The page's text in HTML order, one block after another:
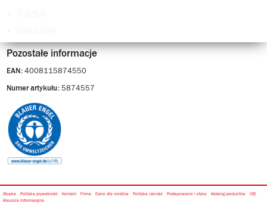
Pozostałe informacje
EAN: 4008115874550
Numer artykułu: 5874557
Stopka Polityka prywatności Kontakt Firma Dane dla mediów Polityka Jakości Postępowanie i etyka Katalog produktów
IOD
Klauzula Informacyjna